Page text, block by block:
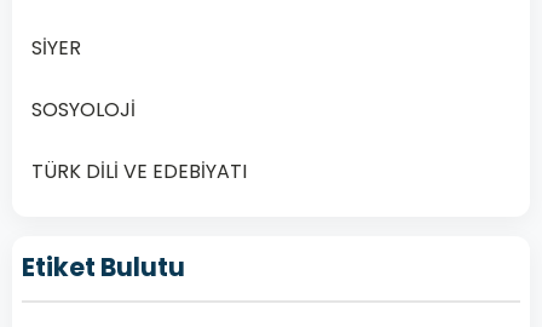
SİYER
SOSYOLOJİ
TÜRK DİLİ VE EDEBİYATI
Etiket Bulutu